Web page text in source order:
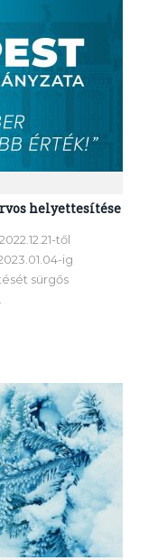
helyettesítése
től
ig
sürgős